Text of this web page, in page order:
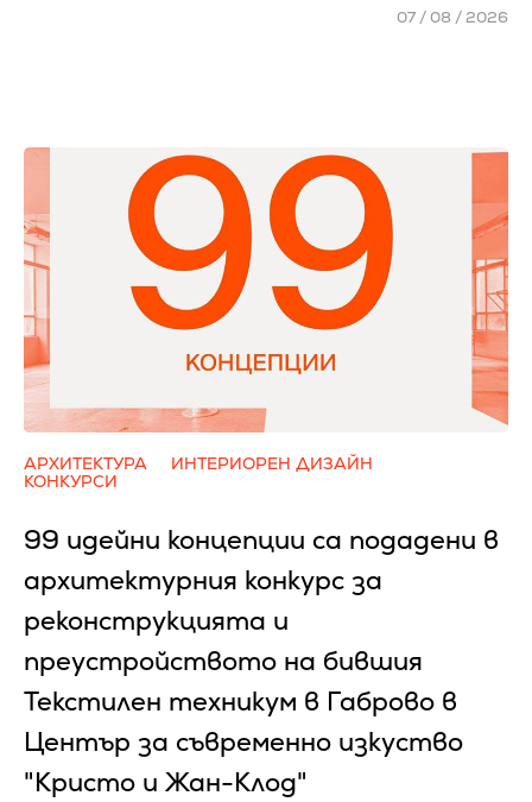
07 / 08 / 2026
АРХИТЕКТУРА
ИНТЕРИОРЕН ДИЗАЙН
КОНКУРСИ
99 идейни концепции са подадени в
архитектурния конкурс за
реконструкцията и
преустройството на бившия
Текстилен техникум в Габрово в
Център за съвременно изкуство
"Кристо и Жан-Клод"